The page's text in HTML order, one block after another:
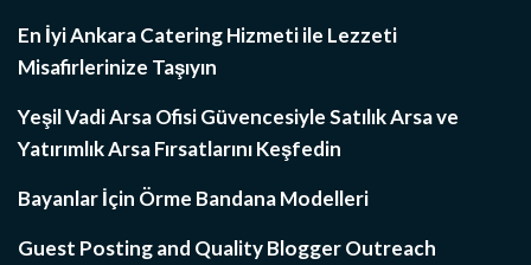
En İyi Ankara Catering Hizmeti ile Lezzeti
Misafirlerinize Taşıyın
Yeşil Vadi Arsa Ofisi Güvencesiyle Satılık Arsa ve
Yatırımlık Arsa Fırsatlarını Keşfedin
Bayanlar İçin Örme Bandana Modelleri
Guest Posting and Quality Blogger Outreach